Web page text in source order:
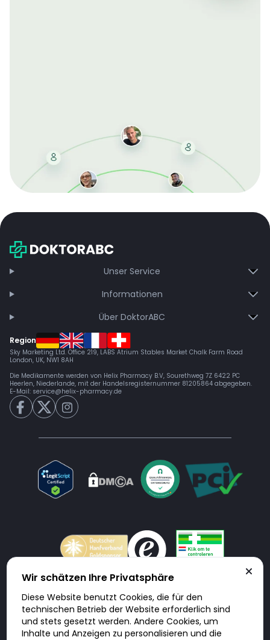
bei jeder Bestellung, erhalten schnelle Lieferung und
Unser Service
Informationen
Über DoktorABC
Region
Sky Marketing Ltd. Office 219, LABS Atrium Stables Market Chalk Farm Road
London, UK, NW1 8AH
Die Medikamente werden von Helix Pharmacy B.V, Sourethweg 7Z 6422 PC
Heerlen, Niederlande, mit der Handelsregisternummer 81205864 abgegeben.
E-Mail: service@helix-pharmacy.de
Doktorabc.com ist eine Vermittlungsplattform. Doktorabc ist ausdrücklich
keine Internetapotheke. Doktorabc bietet keine Medikamente oder
sonstige Produkte an oder liefert diese. Jegliche Informationen zu
Produkten, Medikamenten und Preisen auf der Internetseite beinhalten
kein Angebot von Doktorabc an Sie. Für die Einhaltung der in Ihrem Land
Wir schätzen Ihre Privatsphäre
Diese Website benutzt Cookies, die für den
technischen Betrieb der Website erforderlich sind
und stets gesetzt werden. Andere Cookies, um
Inhalte und Anzeigen zu personalisieren und die